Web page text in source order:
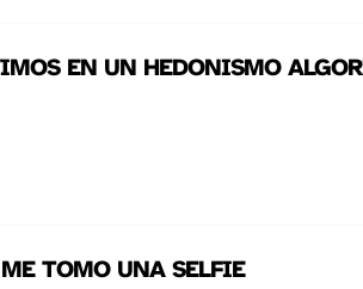
EN UN HEDONISMO
TOMO UNA SELFIE